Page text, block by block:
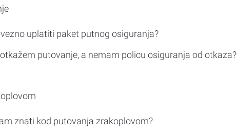
uplatiti paket putnog osiguranja?
putovanje, a nemam policu osiguranja od otkaza?
znati kod putovanja zrakoplovom?